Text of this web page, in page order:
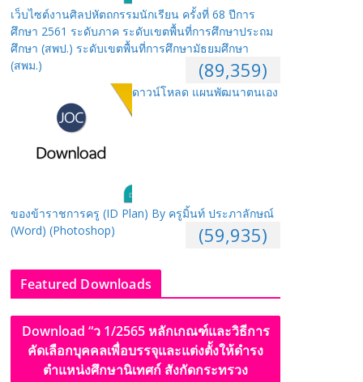
เว็บไซต์งานศิลปหัตถกรรมนักเรียน ครั้งที่ 68 ปีการ
ศึกษา 2561 ระดับภาค ระดับเขตพื้นที่การศึกษาประถม
ศึกษา (สพป.) ระดับเขตพื้นที่การศึกษามัธยมศึกษา
(สพม.)
(89,359)
ดาวน์โหลด แผนพัฒนาตนเอง
ของข้าราชการครู (ID Plan) By ครูมิ้นท์ ประภาลักษณ์
(Word) (Photoshop)
(59,935)
Featured Downloads
Download “ว 1/2565 หลักเกณฑ์และวิธีการ
คัดเลือกบุคคลเพื่อบรรจุและแต่งตั้งให้ดำรง
ตำแหน่งศึกษานิเทศก์ สังกัดกระทรวง